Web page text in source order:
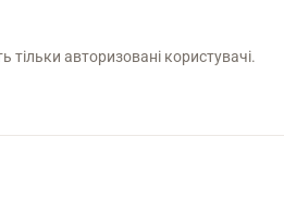
авторизовані користувачі.